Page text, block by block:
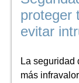
proteger
evitar
La seguridad
más